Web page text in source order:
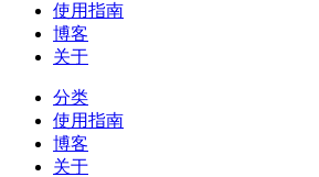
使用指南
博客
关于
分类
使用指南
博客
关于